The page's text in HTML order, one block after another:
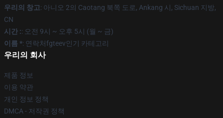
우리의 창고: 아니오 2의 Caotang 북쪽 도로, Ankang 시, Sichuan 지방,
CN
시간 :: 오전 9시 ~ 오후 5시 (월 ~ 금)
이름 *: 연락처fgteev인기 카테고리
우리의 회사
제품 정보
이용 약관
개인 정보 정책
DMCA - 저작권 정책